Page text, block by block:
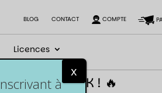
BLOG CONTACT COMPTE
Licences
NEWGEEK ! 🔥
à
x